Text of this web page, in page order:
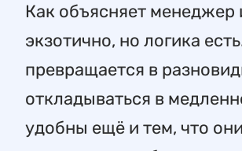
Как объясняет менеджер
экзотично, но логика
превращается в
откладываться в
удобны ещё и тем, что